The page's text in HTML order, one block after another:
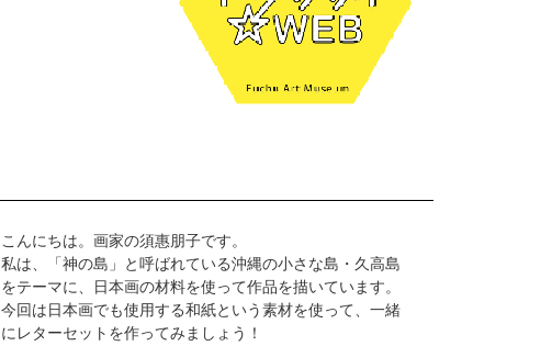
こんにちは。画家の須惠朋子です。
私は、「神の島」と呼ばれている沖縄の小さな島・久高島
をテーマに、日本画の材料を使って作品を描いています。
今回は日本画でも使用する和紙という素材を使って、一緒
にレターセットを作ってみましょう！